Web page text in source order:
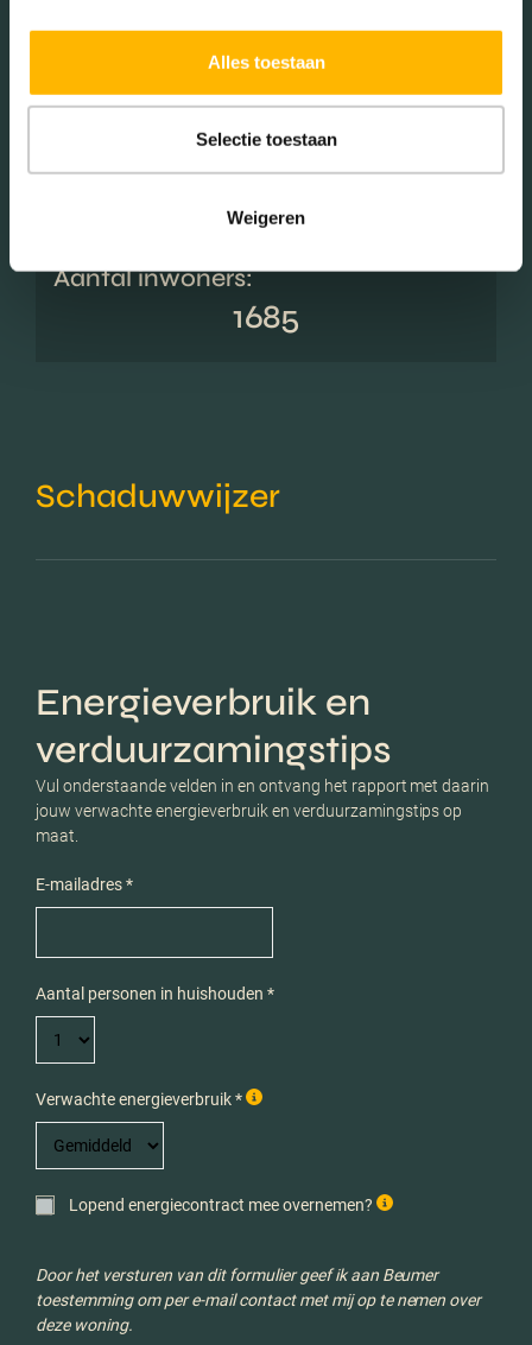
Alles toestaan
Selectie toestaan
Weigeren
Koop (97.00%)
Huur (3.00%)
Aantal inwoners:
1685
Schaduwwijzer
Energieverbruik en
verduurzamingstips
Vul onderstaande velden in en ontvang het rapport met daarin
jouw verwachte energieverbruik en verduurzamingstips op
maat.
E-mailadres *
Aantal personen in huishouden *
Verwachte energieverbruik *
Lopend energiecontract mee overnemen?
Door het versturen van dit formulier geef ik aan Beumer
toestemming om per e-mail contact met mij op te nemen over
deze woning.